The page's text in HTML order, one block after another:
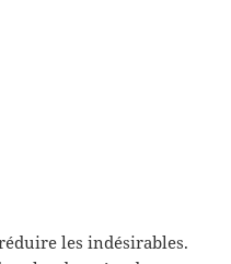
les indésirables.